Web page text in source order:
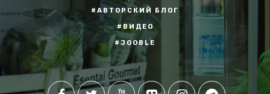
#АВТОРСКИЙ БЛОГ
#ВИДЕО
#JOOBLE